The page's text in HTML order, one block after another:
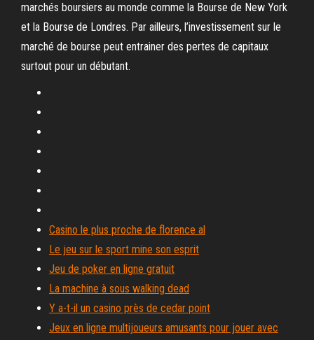
marchés boursiers au monde comme la Bourse de New York
et la Bourse de Londres. Par ailleurs, l’investissement sur le
marché de bourse peut entrainer des pertes de capitaux
surtout pour un débutant.
Casino le plus proche de florence al
Le jeu sur le sport mine son esprit
Jeu de poker en ligne gratuit
La machine à sous walking dead
Y a-t-il un casino près de cedar point
Jeux en ligne multijoueurs amusants pour jouer avec